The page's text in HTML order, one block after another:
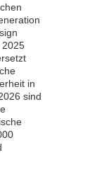
2025
in
sind